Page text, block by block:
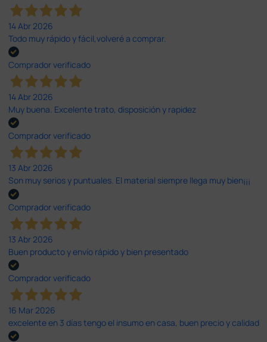
14 Abr 2026
Todo muy rápido y fácil,volveré a comprar.
Comprador verificado
14 Abr 2026
Muy buena. Excelente trato, disposición y rapidez
Comprador verificado
13 Abr 2026
Son muy serios y puntuales. El material siempre llega muy bien¡¡¡
Comprador verificado
13 Abr 2026
Buen producto y envío rápido y bien presentado
Comprador verificado
16 Mar 2026
excelente en 3 días tengo el insumo en casa, buen precio y calidad